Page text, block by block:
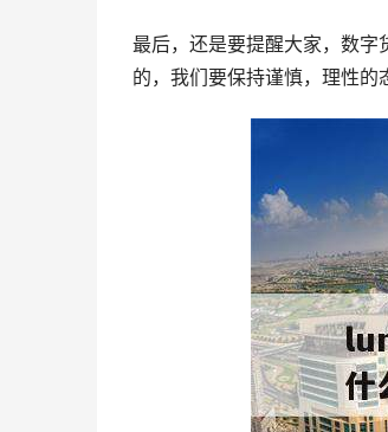
最后，还是要提醒大家，数字
的，我们要保持谨慎，理性的